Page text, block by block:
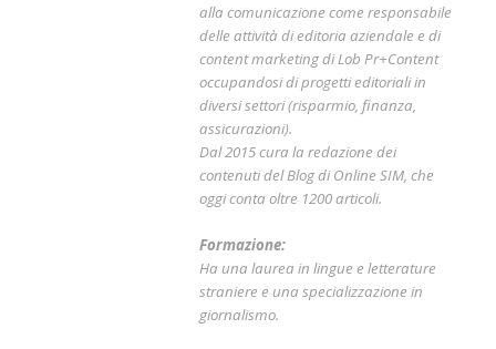
alla comunicazione come responsabile
delle attività di editoria aziendale e di
content marketing di Lob Pr+Content
occupandosi di progetti editoriali in
diversi settori (risparmio, finanza,
assicurazioni).
Dal 2015 cura la redazione dei
contenuti del Blog di Online SIM, che
oggi conta oltre 1200 articoli.
Formazione:
Ha una laurea in lingue e letterature
straniere e una specializzazione in
giornalismo.